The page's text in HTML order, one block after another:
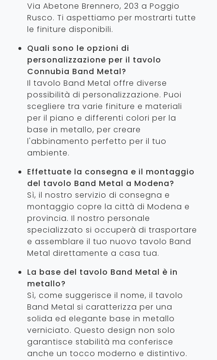
Via Abetone Brennero, 203 a Poggio
Rusco. Ti aspettiamo per mostrarti tutte
le finiture disponibili.
Quali sono le opzioni di
personalizzazione per il tavolo
Connubia Band Metal?
Il tavolo Band Metal offre diverse
possibilità di personalizzazione. Puoi
scegliere tra varie finiture e materiali
per il piano e differenti colori per la
base in metallo, per creare
l'abbinamento perfetto per il tuo
ambiente.
Effettuate la consegna e il montaggio
del tavolo Band Metal a Modena?
Sì, il nostro servizio di consegna e
montaggio copre la città di Modena e
provincia. Il nostro personale
specializzato si occuperà di trasportare
e assemblare il tuo nuovo tavolo Band
Metal direttamente a casa tua.
La base del tavolo Band Metal è in
metallo?
Sì, come suggerisce il nome, il tavolo
Band Metal si caratterizza per una
solida ed elegante base in metallo
verniciato. Questo design non solo
garantisce stabilità ma conferisce
anche un tocco moderno e distintivo.